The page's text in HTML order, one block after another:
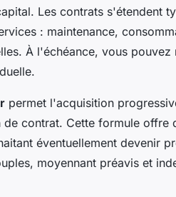
Les contrats s'étendent
: maintenance,
À l'échéance, vous
permet l'acquisition
contrat. Cette formule offre
éventuellement devenir
moyennant préavis et